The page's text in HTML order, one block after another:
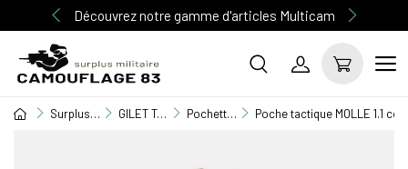
Découvrez notre gamme d'articles Multicam
Surplus Militaire GILET TACTIQUE / EQUIPEMENT Pochettes M.O.L.L.E Poche tactique MOLLE 1.1